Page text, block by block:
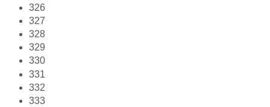
326
327
328
329
330
331
332
333